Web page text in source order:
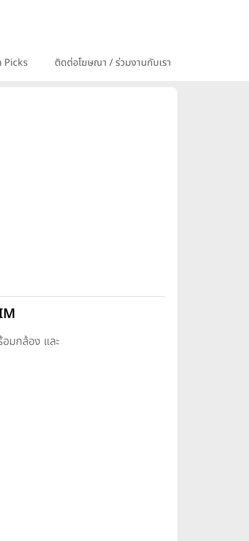
Picks ติดต่อโฆษณา / ร่วมงานกับเรา
มกล้อง และ